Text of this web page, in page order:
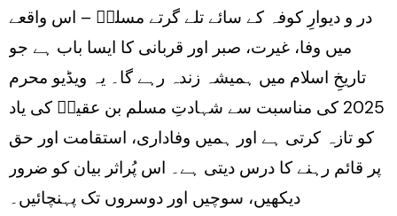
در و دیوارِ کوفہ کے سائے تلے گرتے مسلمؑ – اس واقعے
میں وفا، غیرت، صبر اور قربانی کا ایسا باب ہے جو
تاریخِ اسلام میں ہمیشہ زندہ رہے گا۔ یہ ویڈیو محرم
2025 کی مناسبت سے شہادتِ مسلم بن عقیلؑ کی یاد
کو تازہ کرتی ہے اور ہمیں وفاداری، استقامت اور حق
پر قائم رہنے کا درس دیتی ہے۔ اس پُراثر بیان کو ضرور
دیکھیں، سوچیں اور دوسروں تک پہنچائیں۔